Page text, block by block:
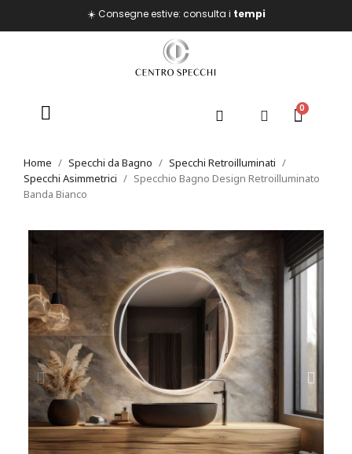
☀️ Consegne estive: consulta i tempi
Home Specchi da Bagno
Specchi Retroilluminati
Specchi Asimmetrici
Specchio Bagno Design Retroilluminato
Banda Bianco